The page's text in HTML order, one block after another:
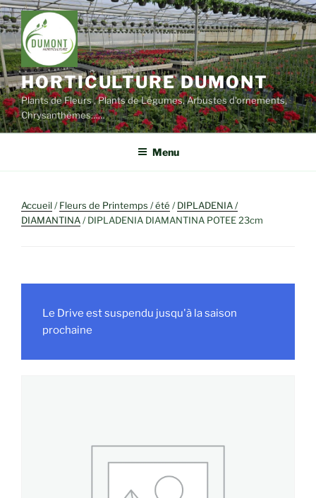
Aller
au
contenu
principal
HORTICULTURE DUMONT
Plants de Fleurs , Plants de Légumes, Arbustes d'ornements,
Chrysanthèmes……
Menu
Accueil/Fleurs de Printemps / été /DIPLADENIA /
DIAMANTINA/ DIPLADENIA DIAMANTINA POTEE 23cm
Le Drive est suspendu jusqu'à la saison
prochaine